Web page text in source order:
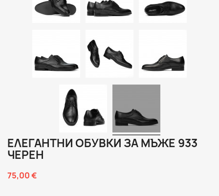
ЕЛЕГАНТНИ ОБУВКИ ЗА МЪЖЕ 933
ЧЕРЕН
75,00 €